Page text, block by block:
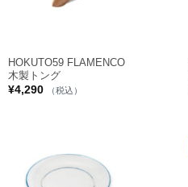
HOKUTO59 FLAMENCO
木製トング
¥4,290 （税込）